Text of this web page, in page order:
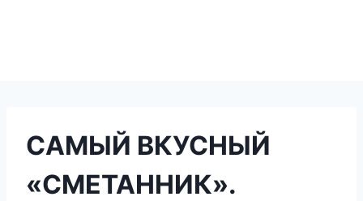
САМЫЙ ВКУСНЫЙ
«СМЕТАННИК».